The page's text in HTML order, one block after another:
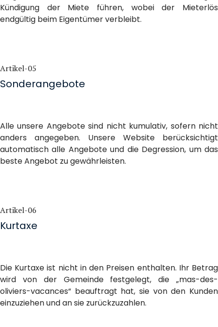
Kündigung der Miete führen, wobei der Mieterlös
endgültig beim Eigentümer verbleibt.
Artikel-05
Sonderangebote
Alle unsere Angebote sind nicht kumulativ, sofern nicht
anders angegeben. Unsere Website berücksichtigt
automatisch alle Angebote und die Degression, um das
beste Angebot zu gewährleisten.
Artikel-06
Kurtaxe
Die Kurtaxe ist nicht in den Preisen enthalten. Ihr Betrag
wird von der Gemeinde festgelegt, die „mas-des-
oliviers-vacances“ beauftragt hat, sie von den Kunden
einzuziehen und an sie zurückzuzahlen.